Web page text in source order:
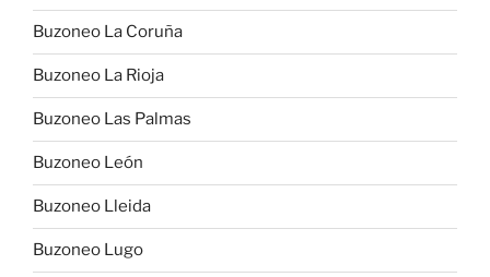
Buzoneo La Coruña
Buzoneo La Rioja
Buzoneo Las Palmas
Buzoneo León
Buzoneo Lleida
Buzoneo Lugo